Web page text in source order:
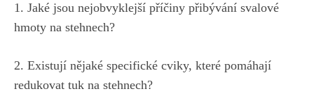
1. Jaké jsou nejobvyklejší ​příčiny přibývání svalové
hmoty na ⁤stehnech?
2. Existují nějaké‌ specifické ‍cviky, které ‍pomáhají
redukovat tuk na stehnech?